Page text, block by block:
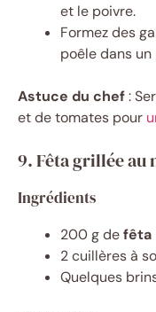
et le poivre.
Formez des
poêle dans un
Astuce du chef:
et de tomates pour
9. Fêta grillée au
Ingrédients
200 g defêta
2 cuillères à
Quelques